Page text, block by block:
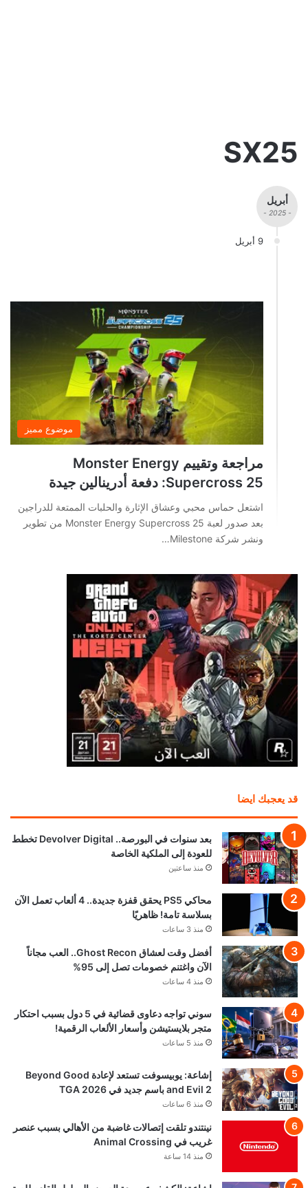
SX25
أبريل
- 2025 -
9 أبريل
موضوع مميز
مراجعة وتقييم Monster Energy
Supercross 25: دفعة أدرينالين جيدة
اشتعل حماس محبي وعشاق الإثارة والحلبات الممتعة للدراجين
بعد صدور لعبة Monster Energy Supercross 25 من تطوير
ونشر شركة Milestone…
قد يعجبك ايضا
بعد سنوات في البورصة.. Devolver Digital تخطط
للعودة إلى الملكية الخاصة
منذ ساعتين
محاكي PS5 يحقق قفزة جديدة.. 4 ألعاب تعمل الآن
بسلاسة تامة! ظاهريًا
منذ 3 ساعات
أفضل وقت لعشاق Ghost Recon.. العب مجاناً
الآن واغتنم خصومات تصل إلى 95%
منذ 4 ساعات
سوني تواجه دعاوى قضائية في 5 دول بسبب احتكار
متجر بلايستيشن وأسعار الألعاب الرقمية!
منذ 5 ساعات
إشاعة: يوبيسوفت تستعد لإعادة Beyond Good
and Evil 2 باسم جديد في TGA 2026
منذ 6 ساعات
نينتندو تلقت إتصالات غاضبة من الأهالي بسبب عنصر
غريب في Animal Crossing
منذ 14 ساعة